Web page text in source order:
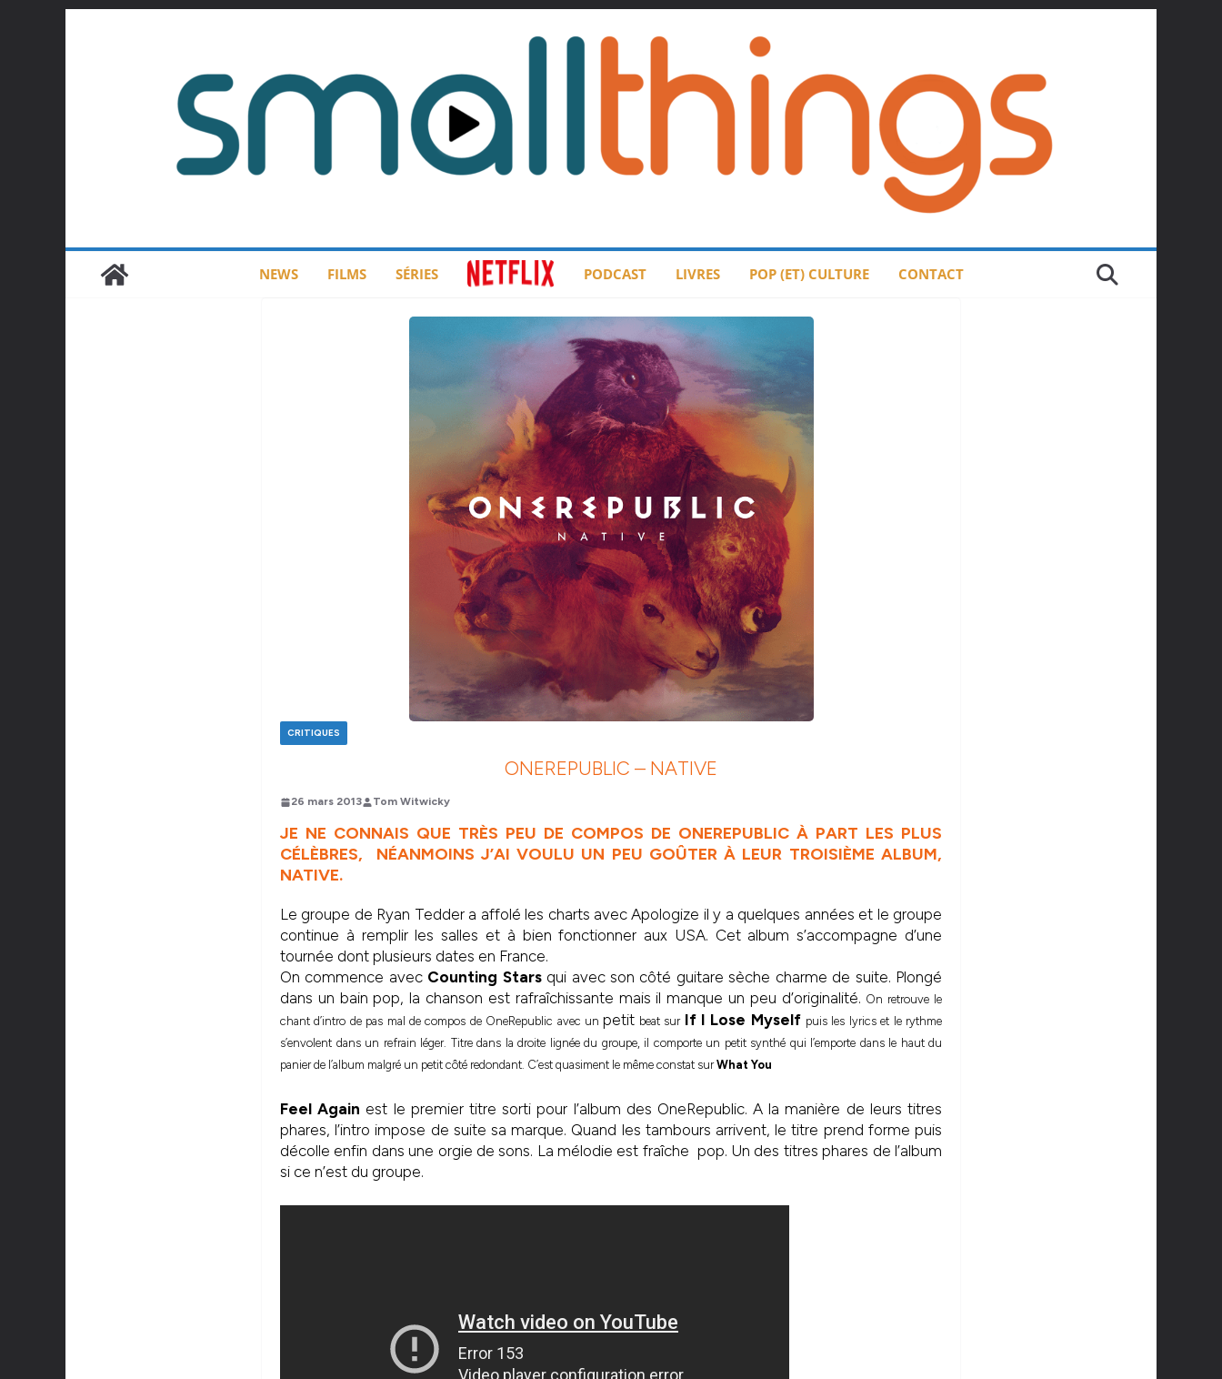
NEWS FILMS SÉRIES PODCAST LIVRES POP (ET) CULTURE CONTACT
CRITIQUES
ONEREPUBLIC – NATIVE
26 mars 2013 Tom Witwicky
JE NE CONNAIS QUE TRÈS PEU DE COMPOS DE ONEREPUBLIC À PART LES PLUS
CÉLÈBRES, NÉANMOINS J’AI VOULU UN PEU GOÛTER À LEUR TROISIÈME ALBUM,
NATIVE.
Le groupe de Ryan Tedder a affolé les charts avec Apologize il y a quelques années et le groupe
continue à remplir les salles et à bien fonctionner aux USA. Cet album s’accompagne d’une
tournée dont plusieurs dates en France.
On commence avec Counting Starsqui avec son côté guitare sèche charme de suite. Plongé
dans un bain pop, la chanson est rafraîchissante mais il manque un peu d’originalité. On retrouve le
chant d’intro de pas mal de compos de OneRepublic avec unpetit beat sur If I Lose Myself puis les lyrics et le rythme
s’envolent dans un refrain léger. Titre dans la droite lignée du groupe, il comporte un petit synthé qui l’emporte dans le haut du
panier de l’album malgré un petit côté redondant. C’est quasiment le même constat surWhat You
Feel Again est le premier titre sorti pour l’album des OneRepublic. A la manière de leurs titres
phares, l’intro impose de suite sa marque. Quand les tambours arrivent, le titre prend forme puis
décolle enfin dans une orgie de sons. La mélodie est fraîche pop. Un des titres phares de l’album
si ce n’est du groupe.